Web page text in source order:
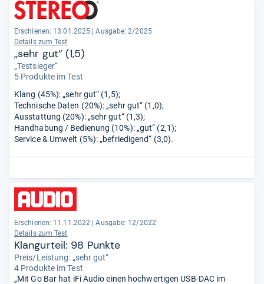
Erschienen: 13.01.2025 | Ausgabe: 2/2025
Details zum Test
„sehr gut“ (1,5)
„Testsieger“
5 Produkte im Test
Klang (45%): „sehr gut“ (1,5);
Technische Daten (20%): „sehr gut“ (1,0);
Ausstattung (20%): „sehr gut“ (1,3);
Handhabung / Bedienung (10%): „gut“ (2,1);
Service & Umwelt (5%): „befriedigend“ (3,0).
Erschienen: 11.11.2022 | Ausgabe: 12/2022
Details zum Test
Klangurteil: 98 Punkte
Preis/Leistung: „sehr gut“
4 Produkte im Test
„Mit Go Bar hat iFi Audio einen hochwertigen USB-DAC im